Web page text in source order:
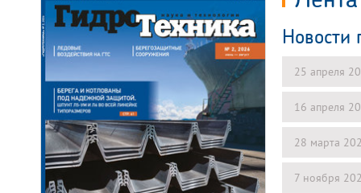
Новости
25 апреля
16 апреля
28 марта
7 ноября